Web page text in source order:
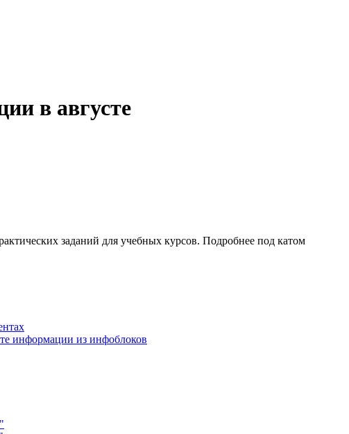
в августе
заданий для учебных курсов. Подробнее под катом
информации из инфоблоков